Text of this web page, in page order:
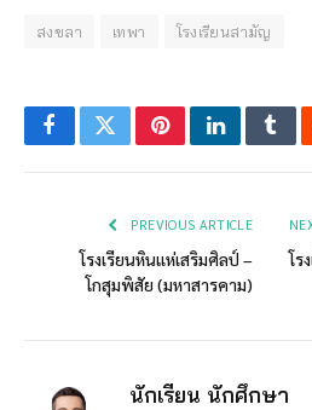
สงขลา เทพา โรงเรียนสามัญ
FacebookTwitterPinterestLinkedIn
PREVIOUS ARTICLE
โรงเรียนหินแห่เสริมศิลป์ –
โกสุมพิสัย (มหาสารคาม)
โร
นักเรียน นักศึกษา